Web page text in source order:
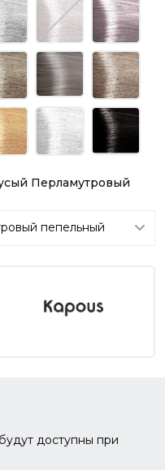
Перламутровый
доступны при